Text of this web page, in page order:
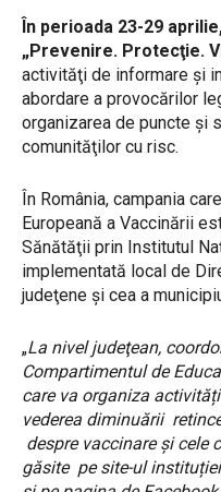
În perioada 23-29
„Prevenire. Protecţie.
activităţi de informare şi
abordare a provocărilor
organizarea de puncte şi
comunităţilor cu risc.
În România, campania
Europeană a Vaccinării
Sănătăţii prin Institutul
implementată local de
judeţene şi cea a
„La nivel judeţean,
Compartimentul de
care va organiza
vederea diminuării
despre vaccinare și cele
găsite pe site-ul